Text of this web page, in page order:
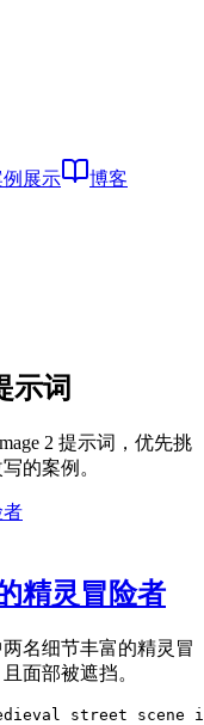
展示 博客
示词
2 提示词，优先挑
的案例。
精灵冒险者
名细节丰富的精灵冒
面部被遮挡。
street